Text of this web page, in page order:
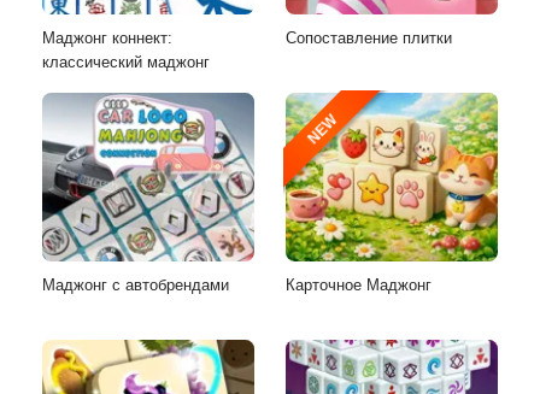
Маджонг коннект:
классический маджонг
Сопоставление плитки
Маджонг с автобрендами
NEW
Карточное Маджонг